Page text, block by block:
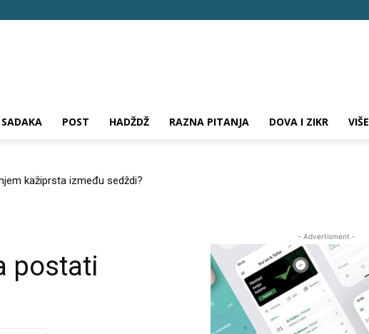
POST HADŽDŽ RAZNA PITANJA DOVA I ZIKR VIŠE
kažiprsta između sedždi?
postati
- Advertisment -